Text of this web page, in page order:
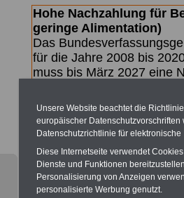
Hohe Nachzahlung für
geringe Alimentation)
Das
für die Jahre 2008 bis
muss bis März 2027 eine
(Beamte &
geben (Medienberichten
mind.3.000 und 13.000
hierzu eine Broschüre
des Gesetzentwurfs der
(wahrscheinlich im
Broschüre.
Unsere Website beachtet die
europäischer
Datenschutzrichtlinie für
Diese Internetseite verwendet
Dienste und Funktionen
Personalisierung von Anzeigen
personalisierte Werbung genutzt.